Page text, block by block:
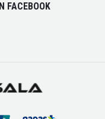
FACEBOOK